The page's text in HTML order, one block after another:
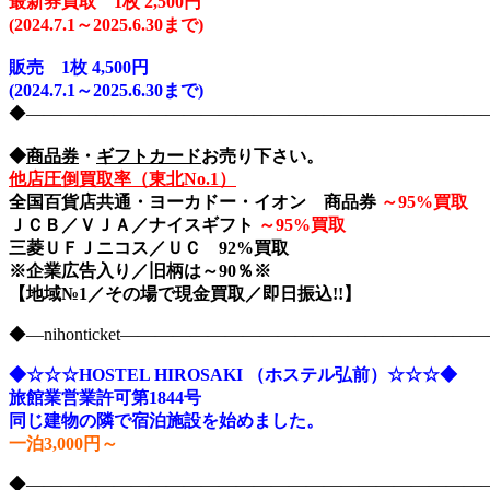
(2024.7.1～2025.6.30まで)
販売
1枚 4,500円
(2024.7.1～2025.6.30まで)
◆商品券 ・ ギフトカードお売り下さい。
他店圧倒買取率（東北No.1）
全国百貨店共通・ヨーカドー・イオン 商品券 ～95%買取
ＪＣＢ／ＶＪＡ／ナイスギフト ～95%買取
三菱ＵＦＪニコス／ＵＣ 92%買取
※企業広告入り／旧柄は～90％※
【地域№1／その場で現金買取／即日振込!!】
◆☆☆☆HOSTEL HIROSAKI （ホステル弘前）☆☆☆◆
旅館業営業許可第1844号
同じ建物の隣で宿泊施設を始めました。
一泊3,000円～